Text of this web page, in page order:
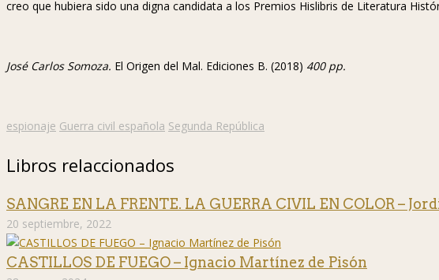
creo que hubiera sido una digna candidata a los Premios Hislibris de Literatura
José Carlos Somoza. El Origen del Mal. Ediciones B. (2018) 400 pp.
espionaje Guerra civil española Segunda República
Libros relaccionados
SANGRE EN LA FRENTE. LA GUERRA CIVIL EN COLOR –
20 septiembre, 2022
CASTILLOS DE FUEGO – Ignacio Martínez de Pisón